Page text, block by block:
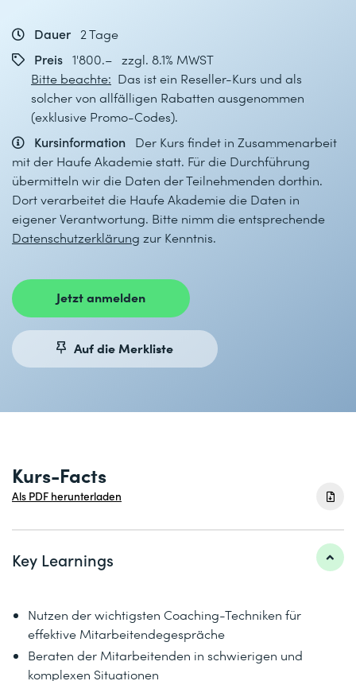
Dauer
2 Tage
Preis 1'800.– zzgl. 8.1% MWST
Bitte beachte: Das ist ein Reseller-Kurs und als
solcher von allfälligen Rabatten ausgenommen
(exklusive Promo-Codes).
Kursinformation
Der Kurs findet in Zusammenarbeit
mit der Haufe Akademie statt. Für die Durchführung
übermitteln wir die Daten der Teilnehmenden dorthin.
Dort verarbeitet die Haufe Akademie die Daten in
eigener Verantwortung. Bitte nimm die entsprechende
Datenschutzerklärung zur Kenntnis.
Jetzt anmelden
Auf die Merkliste
Kurs-Facts
Als PDF herunterladen
Key Learnings
Nutzen der wichtigsten Coaching-Techniken für
effektive Mitarbeitendegespräche
Beraten der Mitarbeitenden in schwierigen und
komplexen Situationen